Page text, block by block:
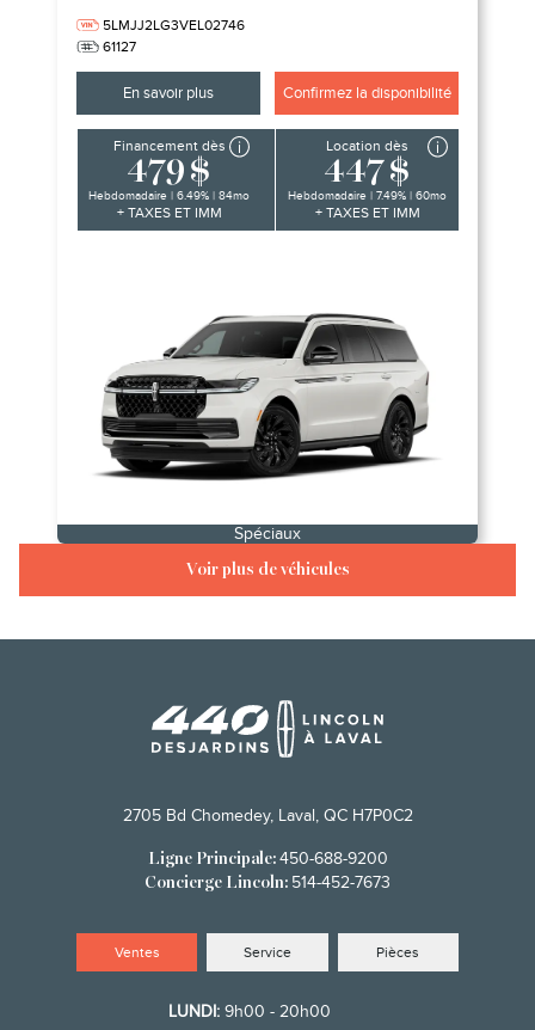
5LMJJ2LG3VEL02746
61127
En savoir plus Confirmez la disponibilité
Financement dès
479 $
Hebdomadaire | 6.49% | 84mo
+ TAXES ET IMM
Location dès
447 $
Hebdomadaire | 7.49% | 60mo
+ TAXES ET IMM
Spéciaux
Voir plus de véhicules
2705 Bd Chomedey, Laval, QC H7P0C2
Ligne Principale: 450-688-9200
Concierge Lincoln: 514-452-7673
Ventes Service Pièces
LUNDI: 9h00 - 20h00